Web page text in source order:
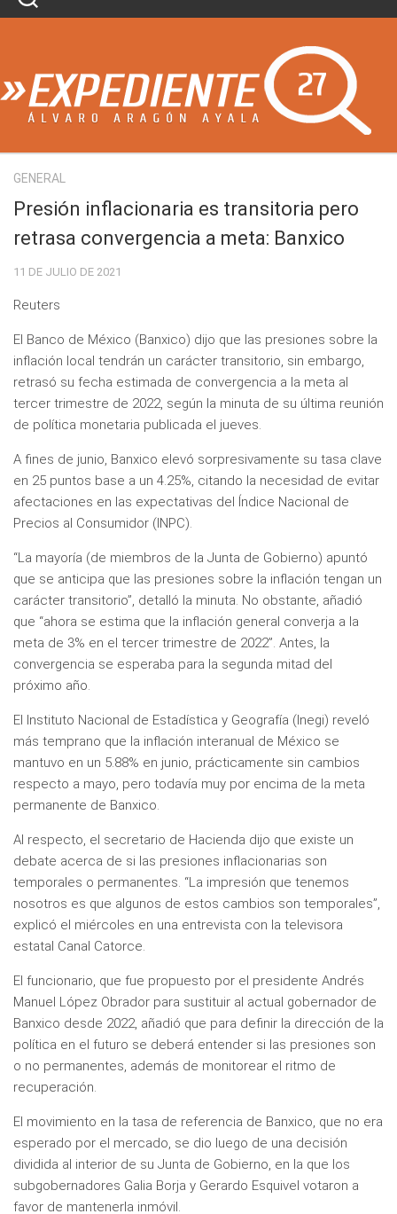
Skip
GENERAL
Presión inflacionaria es transitoria pero
retrasa convergencia a meta: Banxico
11 DE JULIO DE 2021
Reuters
El Banco de México (Banxico) dijo que las presiones sobre la
inflación local tendrán un carácter transitorio, sin embargo,
retrasó su fecha estimada de convergencia a la meta al
tercer trimestre de 2022, según la minuta de su última reunión
de política monetaria publicada el jueves.
A fines de junio, Banxico elevó sorpresivamente su tasa clave
en 25 puntos base a un 4.25%, citando la necesidad de evitar
afectaciones en las expectativas del Índice Nacional de
Precios al Consumidor (INPC).
“La mayoría (de miembros de la Junta de Gobierno) apuntó
que se anticipa que las presiones sobre la inflación tengan un
carácter transitorio”, detalló la minuta. No obstante, añadió
que “ahora se estima que la inflación general converja a la
meta de 3% en el tercer trimestre de 2022”. Antes, la
convergencia se esperaba para la segunda mitad del
próximo año.
El Instituto Nacional de Estadística y Geografía (Inegi) reveló
más temprano que la inflación interanual de México se
mantuvo en un 5.88% en junio, prácticamente sin cambios
respecto a mayo, pero todavía muy por encima de la meta
permanente de Banxico.
Al respecto, el secretario de Hacienda dijo que existe un
debate acerca de si las presiones inflacionarias son
temporales o permanentes. “La impresión que tenemos
nosotros es que algunos de estos cambios son temporales”,
explicó el miércoles en una entrevista con la televisora
estatal Canal Catorce.
El funcionario, que fue propuesto por el presidente Andrés
Manuel López Obrador para sustituir al actual gobernador de
Banxico desde 2022, añadió que para definir la dirección de la
política en el futuro se deberá entender si las presiones son
o no permanentes, además de monitorear el ritmo de
recuperación.
El movimiento en la tasa de referencia de Banxico, que no era
esperado por el mercado, se dio luego de una decisión
dividida al interior de su Junta de Gobierno, en la que los
subgobernadores Galia Borja y Gerardo Esquivel votaron a
favor de mantenerla inmóvil.